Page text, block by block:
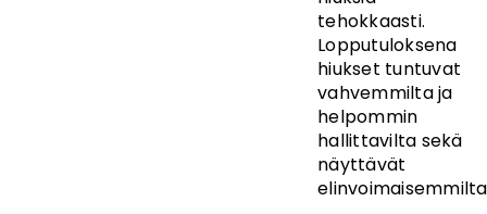
tehokkaasti.
Lopputuloksena
hiukset tuntuvat
vahvemmilta ja
helpommin
hallittavilta sekä
näyttävät